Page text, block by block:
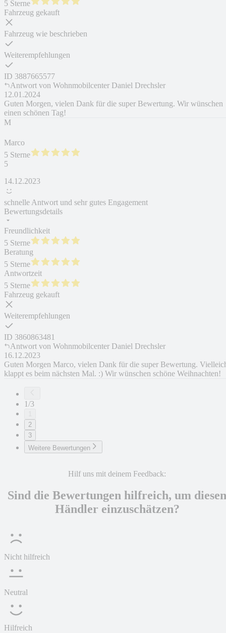
5 Sterne
Fahrzeug gekauft
Fahrzeug wie beschrieben
Weiterempfehlungen
ID 3887665577
Antwort von Wohnmobilcenter Daniel Drechsler
12.01.2024
Guten Morgen, vielen Dank für die super Bewertung. Wir wünschen
einen schönen Tag!
M
Marco
5 Sterne
5
14.12.2023
schnelle Antwort und sehr gutes Engagement
Bewertungsdetails
Freundlichkeit
5 Sterne
Beratung
5 Sterne
Antwortzeit
5 Sterne
Fahrzeug gekauft
Weiterempfehlungen
ID 3860863481
Antwort von Wohnmobilcenter Daniel Drechsler
16.12.2023
Guten Morgen Marco, vielen Dank für die super Bewertung.
klappt es beim nächsten Mal. :) Wir wünschen schöne Weihnachten!
1/3
2
3
Weitere Bewertungen
Hilf uns mit deinem Feedback:
Sind die Bewertungen hilfreich, um diesen
Händler einzuschätzen?
Nicht hilfreich
Neutral
Hilfreich